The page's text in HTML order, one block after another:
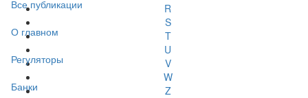
Все публикации
О главном
Регуляторы
Банки
R
S
T
U
V
W
Z